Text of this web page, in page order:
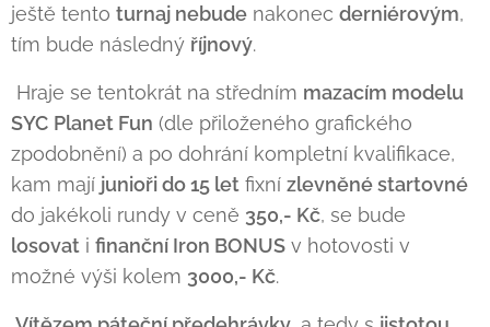
ještě tento turnaj nebude nakonec derniérovým,
tím bude následný říjnový.
Hraje se tentokrát na středním mazacím modelu
SYC Planet Fun (dle přiloženého grafického
zpodobnění) a po dohrání kompletní kvalifikace,
kam mají junioři do 15 let fixní zlevněné startovné
do jakékoli rundy v ceně 350,- Kč, se bude
losovat i finanční Iron BONUS v hotovosti v
možné výši kolem 3000,- Kč.